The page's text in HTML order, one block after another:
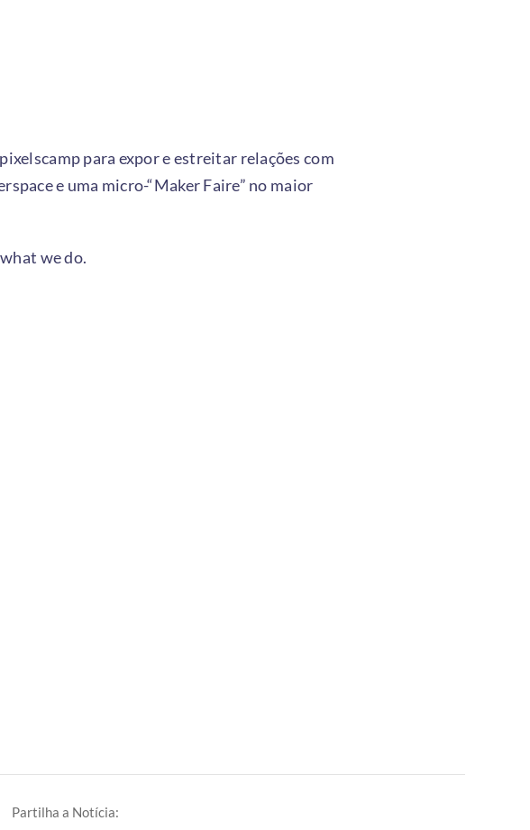
para expor e estreitar relações com
e uma micro-“Maker Faire” no maior
we do.
Partilha a Notícia: